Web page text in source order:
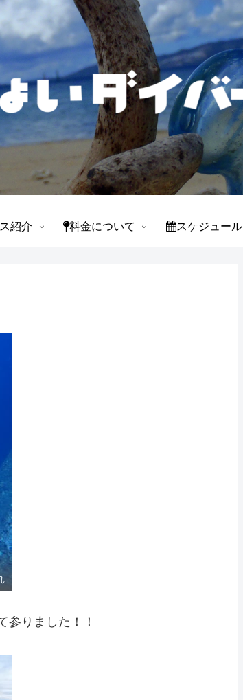
紹介 料金について スケジュール
参りました！！